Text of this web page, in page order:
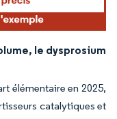
le dysprosium
élémentaire en 2025,
catalytiques et